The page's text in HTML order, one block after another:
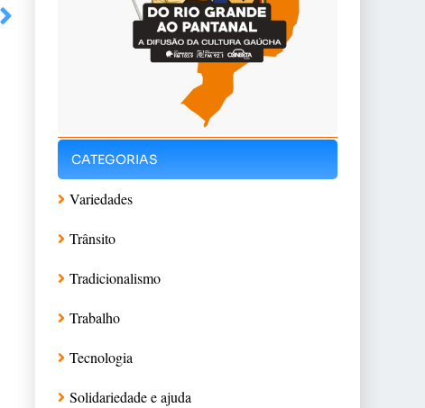
CATEGORIAS
Variedades
Trânsito
Tradicionalismo
Trabalho
Tecnologia
Solidariedade e ajuda